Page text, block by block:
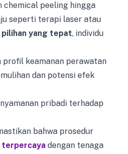
peeling hingga
seperti terapi laser atau
pilihan yang tepat, individu
keamanan perawatan
dan potensi efek
pribadi terhadap
bahwa prosedur
terpercaya dengan tenaga